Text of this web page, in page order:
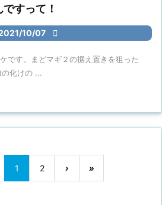
すって！
10/07 
です。まどマギ２の据え置きを狙った
化けの ...
1 2 › »